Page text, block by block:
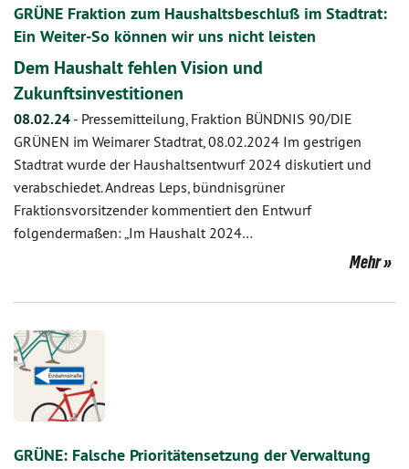
GRÜNE Fraktion zum Haushaltsbeschluß im Stadtrat:
Ein Weiter-So können wir uns nicht leisten
Dem Haushalt fehlen Vision und
Zukunftsinvestitionen
08.02.24 - Pressemitteilung, Fraktion BÜNDNIS 90/DIE
GRÜNEN im Weimarer Stadtrat, 08.02.2024 Im gestrigen
Stadtrat wurde der Haushaltsentwurf 2024 diskutiert und
verabschiedet. Andreas Leps, bündnisgrüner
Fraktionsvorsitzender kommentiert den Entwurf
folgendermaßen: „Im Haushalt 2024…
Mehr
GRÜNE: Falsche Prioritätensetzung der Verwaltung